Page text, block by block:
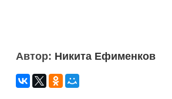
Автор: Никита Ефименков